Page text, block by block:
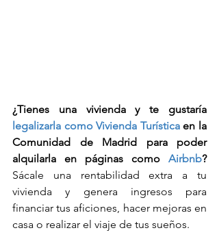
legalizarla como Vivienda Turística en la
Comunidad de Madrid para poder
alquilarla en páginas como Airbnb?
Sácale una rentabilidad extra a tu
vivienda y genera ingresos para
financiar tus aficiones, hacer mejoras en
casa o realizar el viaje de tus sueños.